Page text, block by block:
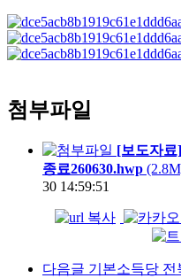
첨부파일
[보도자료
종료260630.hwp
30 14:59:51
다음글 기본소득당 전